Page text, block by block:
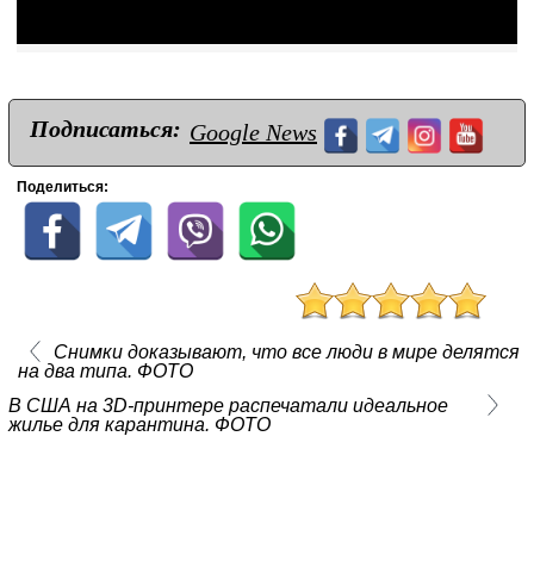
Подписаться: Google News
Поделиться:
Снимки доказывают, что все люди в мире делятся
на два типа. ФОТО
В США на 3D-принтере распечатали идеальное
жилье для карантина. ФОТО